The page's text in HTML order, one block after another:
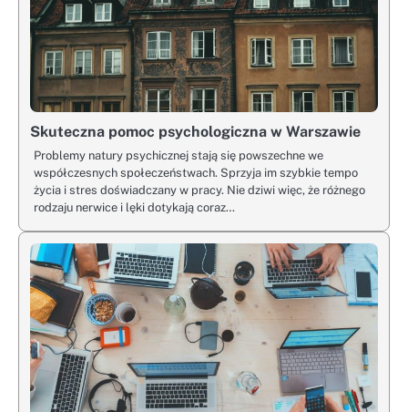
Skuteczna pomoc psychologiczna w Warszawie
Problemy natury psychicznej stają się powszechne we
współczesnych społeczeństwach. Sprzyja im szybkie tempo
życia i stres doświadczany w pracy. Nie dziwi więc, że różnego
rodzaju nerwice i lęki dotykają coraz…